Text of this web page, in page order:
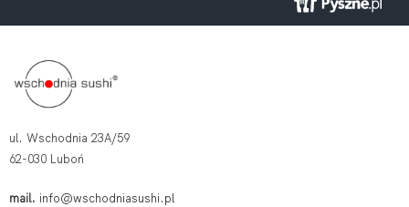
ul. Wschodnia 23A/59
62-030 Luboń
mail. info@wschodniasushi.pl